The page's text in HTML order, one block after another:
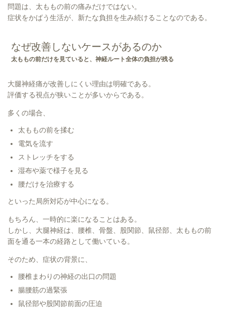
問題は、太ももの前の痛みだけではない。
症状をかばう生活が、新たな負担を生み続けることなのである。
なぜ改善しないケースがあるのか
太ももの前だけを見ていると、神経ルート全体の負担が残る
大腿神経痛が改善しにくい理由は明確である。
評価する視点が狭いことが多いからである。
多くの場合、
太ももの前を揉む
電気を流す
ストレッチをする
湿布や薬で様子を見る
腰だけを治療する
といった局所対応が中心になる。
もちろん、一時的に楽になることはある。
しかし、大腿神経は、腰椎、骨盤、股関節、鼠径部、太ももの前
面を通る一本の経路として働いている。
そのため、症状の背景に、
腰椎まわりの神経の出口の問題
腸腰筋の過緊張
鼠径部や股関節前面の圧迫